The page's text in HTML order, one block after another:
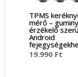
TPMS
mérő –
érzékelő
Android
19.990 Ft